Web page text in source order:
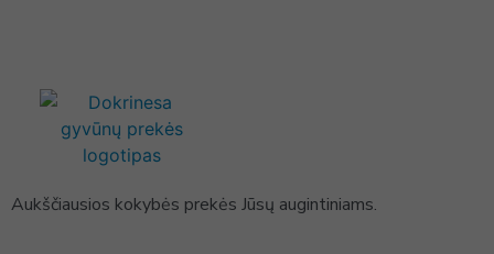
Aukščiausios kokybės prekės Jūsų augintiniams.